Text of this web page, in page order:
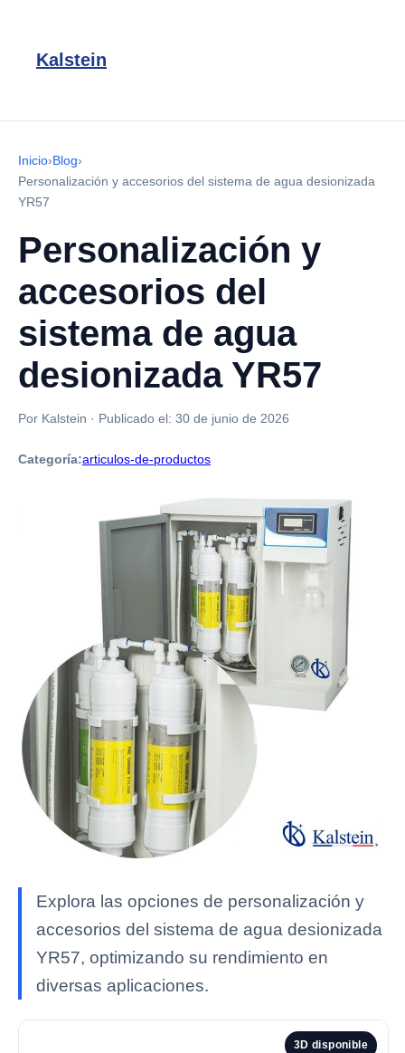
Kalstein
Inicio›Blog›
Personalización y accesorios del sistema de agua desionizada
YR57
Personalización y
accesorios del
sistema de agua
desionizada YR57
Por Kalstein · Publicado el: 30 de junio de 2026
Categoría:articulos-de-productos
Explora las opciones de personalización y
accesorios del sistema de agua desionizada
YR57, optimizando su rendimiento en
diversas aplicaciones.
3D disponible